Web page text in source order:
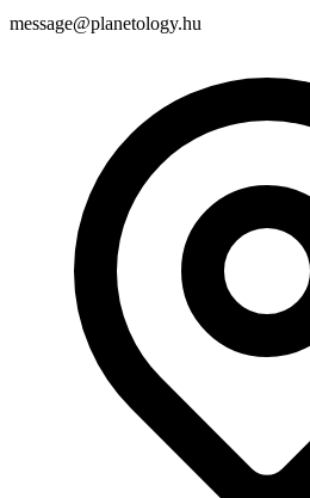
message@planetology.hu